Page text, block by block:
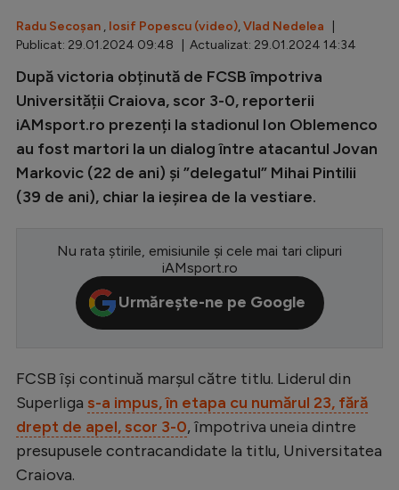
Champions League
Europa League
Conference League
CM 2026
Premier League
Serie A
Bundesliga
Ligue 1
Starurile fotbalului
EURO 2024
Stranieri
Radu Secoșan , Iosif Popescu (video),Vlad Nedelea
Publicat: 29.01.2024 09:48 | Actualizat: 29.01.2024 14:34
După victoria obținută de FCSB împotriva
Universității Craiova, scor 3-0, reporterii
iAMsport.ro prezenți la stadionul Ion Oblemenco
au fost martori la un dialog între atacantul Jovan
Markovic (22 de ani) și ”delegatul” Mihai Pintilii
(39 de ani), chiar la ieșirea de la vestiare.
Nu rata știrile, emisiunile și cele mai tari clipuri
iAMsport.ro
Urmărește-ne pe Google
FCSB își continuă marșul către titlu. Liderul din
Superliga s-a impus, în etapa cu numărul 23, fără
drept de apel, scor 3-0, împotriva uneia dintre
presupusele contracandidate la titlu, Universitatea
Craiova.